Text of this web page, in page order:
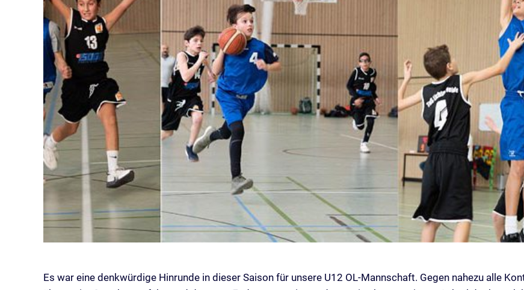
Es war eine denkwürdige Hinrunde in dieser Saison für unsere U12 OL-Mannschaft. Gegen nahezu alle